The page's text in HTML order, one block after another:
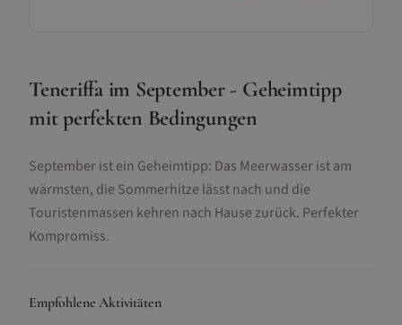
Teneriffa im September - Geheimtipp
mit perfekten Bedingungen
September ist ein Geheimtipp: Das Meerwasser ist am
wärmsten, die Sommerhitze lässt nach und die
Touristenmassen kehren nach Hause zurück. Perfekter
Kompromiss.
Empfohlene Aktivitäten